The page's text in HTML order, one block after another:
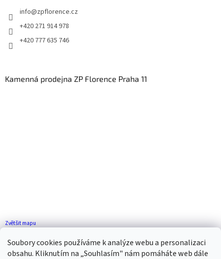
Soubory cookies používáme k analýze webu a personalizaci
obsahu. Kliknutím na „Souhlasím" nám pomáháte web dále
info@zpflorence.cz
+420 271 914 978
+420 777 635 746
Kamenná prodejna ZP Florence Praha 11
Zvětšit mapu